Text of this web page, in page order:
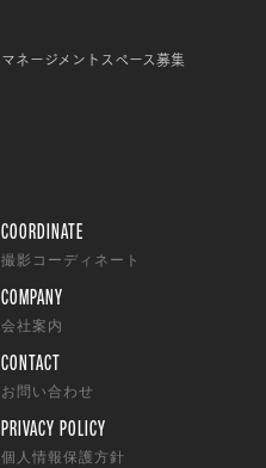
マネージメントスペース募集
COORDINATE
撮影コーディネート
COMPANY
会社案内
CONTACT
お問い合わせ
PRIVACY POLICY
個人情報保護方針